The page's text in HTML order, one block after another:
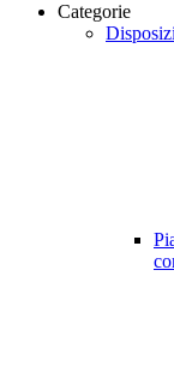
Categorie